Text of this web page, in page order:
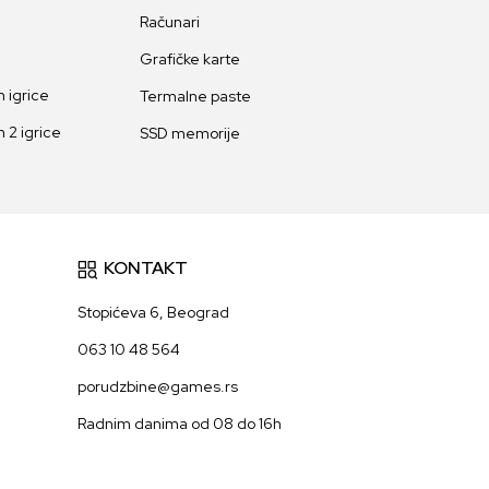
igrice
2 igrice
Računari
Grafičke karte
Termalne paste
SSD memorije
KONTAKT
Stopićeva 6, Beograd
063 10 48 564
porudzbine@games.rs
Radnim danima od 08 do 16h